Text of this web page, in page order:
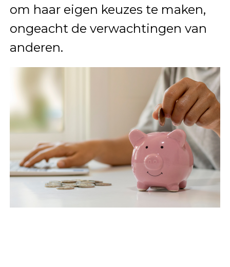
om haar eigen keuzes te maken,
ongeacht de verwachtingen van
anderen.